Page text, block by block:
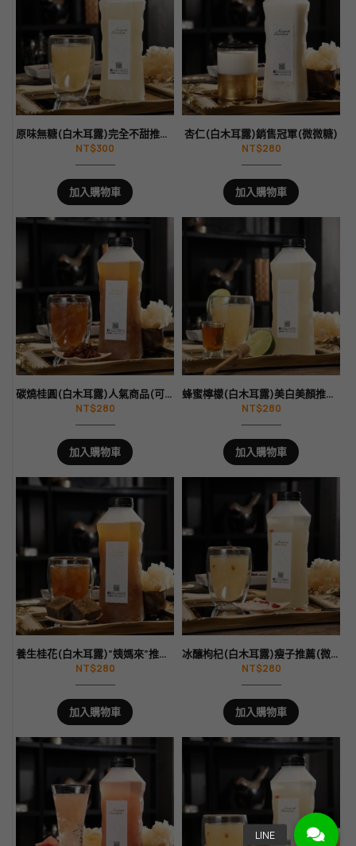
原味無糖(白木耳露)完全不甜推薦(孕婦御用)(可加熱)
NT$300
加入購物車
杏仁(白木耳露)銷售冠軍(微微糖)
NT$280
加入購物車
碳燒桂圓(白木耳露)人氣商品(可加熱)
NT$280
加入購物車
蜂蜜檸檬(白木耳露)美白美顏推薦(微冰糖)
NT$280
加入購物車
養生桂花(白木耳露)”姨媽來”推薦(孕婦御用)(可加熱)
NT$280
加入購物車
冰釀枸杞(白木耳露)瘦子推薦(微冰糖)(可加熱)
NT$280
加入購物車